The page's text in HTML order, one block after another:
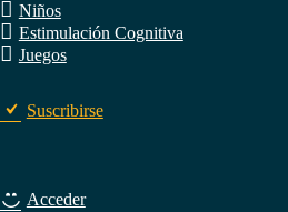
Niños
Estimulación Cognitiva
Juegos
Suscribirse
Acceder